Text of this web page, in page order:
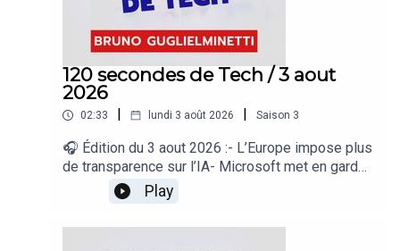
120 secondes de Tech / 3 aout
2026
02:33 lundi 3 août 2026 Saison 3
🎧 Édition du 3 aout 2026 :- L’Europe impose plus
de transparence sur l’IA- Microsoft met en garde
contre les Wi-Fi publics- Google élargit Gemini
Spark- Google suspend Nano Banana dans
Google Earth- Les jeunes Australiens toujours sur
Play